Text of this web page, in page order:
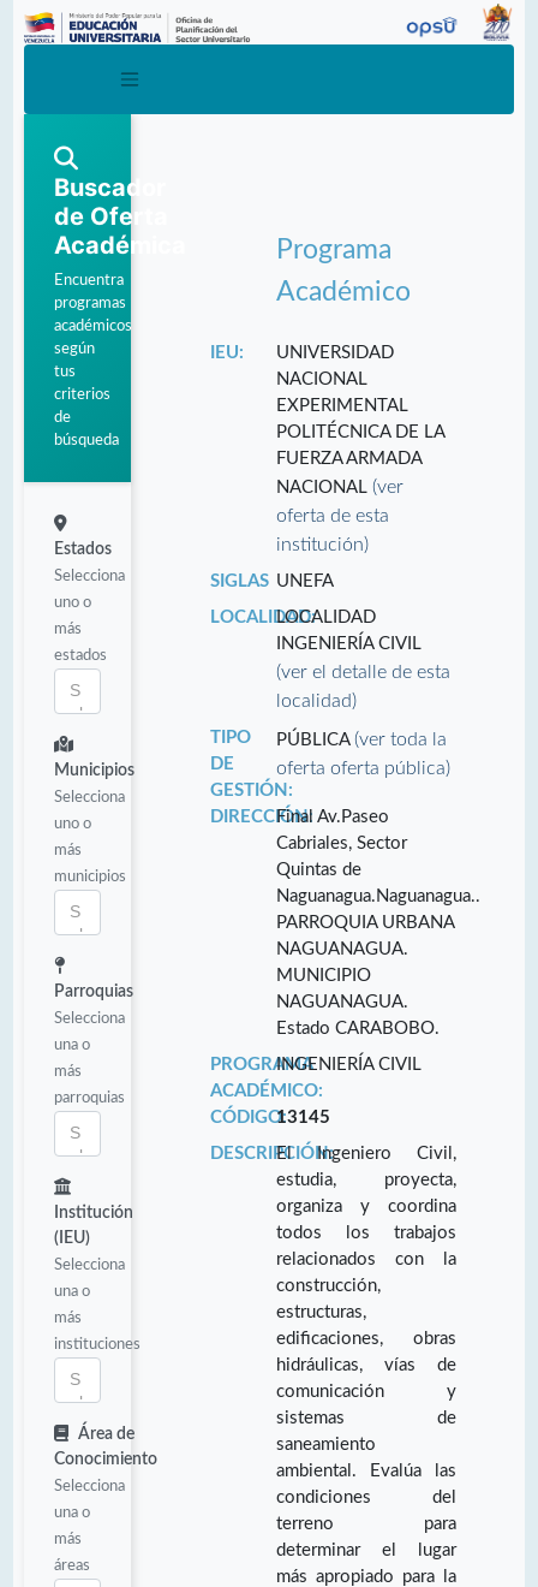
Buscador
de Oferta
Académica
Encuentra
programas
académicos
según
tus
criterios
de
búsqueda
Estados
Selecciona
uno o
más
estados
Municipios
Selecciona
uno o
más
municipios
Parroquias
Selecciona
una o
más
parroquias
Institución
(IEU)
Selecciona
una o
más
instituciones
Área de
Conocimiento
Selecciona
una o
más
áreas
Programa
Académico
IEU:
UNIVERSIDAD
NACIONAL
EXPERIMENTAL
POLITÉCNICA DE LA
FUERZA ARMADA
NACIONAL(ver
oferta de esta
institución)
SIGLAS UNEFA
LOCALIDAD:LOCALIDAD
INGENIERÍA CIVIL
(ver el detalle de esta
localidad)
TIPO
DE
GESTIÓN:
PÚBLICA(ver toda la
oferta oferta pública)
DIRECCIÓN:Final Av.Paseo
Cabriales, Sector
Quintas de
Naguanagua.Naguanagua..
PARROQUIA URBANA
NAGUANAGUA.
MUNICIPIO
NAGUANAGUA.
Estado CARABOBO.
PROGRAMA
ACADÉMICO:
INGENIERÍA CIVIL
CÓDIGO:13145
DESCRIPCIÓN:El Ingeniero Civil,
estudia, proyecta,
organiza y coordina
todos los trabajos
relacionados con la
construcción,
estructuras,
edificaciones, obras
hidráulicas, vías de
comunicación y
sistemas de
saneamiento
ambiental. Evalúa las
condiciones del
terreno para
determinar el lugar
más apropiado para la